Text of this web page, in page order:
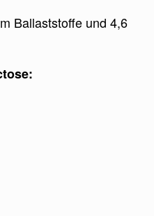
Ballaststoffe und 4,6